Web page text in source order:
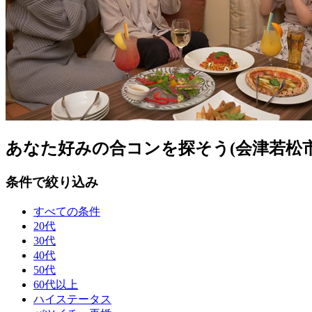
あなた好みの合コンを探そう(会津若松
条件で絞り込み
すべての条件
20代
30代
40代
50代
60代以上
ハイステータス